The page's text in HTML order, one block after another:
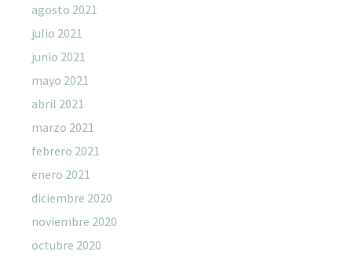
agosto 2021
julio 2021
junio 2021
mayo 2021
abril 2021
marzo 2021
febrero 2021
enero 2021
diciembre 2020
noviembre 2020
octubre 2020